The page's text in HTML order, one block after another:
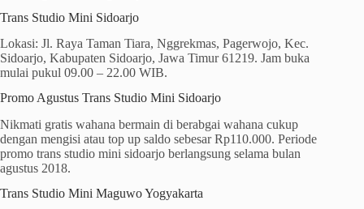
Trans Studio Mini Sidoarjo
Lokasi: Jl. Raya Taman Tiara, Nggrekmas, Pagerwojo, Kec.
Sidoarjo, Kabupaten Sidoarjo, Jawa Timur 61219. Jam buka
mulai pukul 09.00 – 22.00 WIB.
Promo Agustus Trans Studio Mini Sidoarjo
Nikmati gratis wahana bermain di berabgai wahana cukup
dengan mengisi atau top up saldo sebesar Rp110.000. Periode
promo trans studio mini sidoarjo berlangsung selama bulan
agustus 2018.
Trans Studio Mini Maguwo Yogyakarta